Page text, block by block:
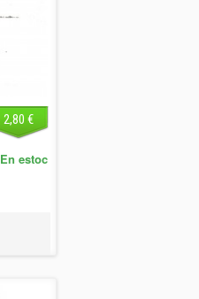
2,80 €
En estoc